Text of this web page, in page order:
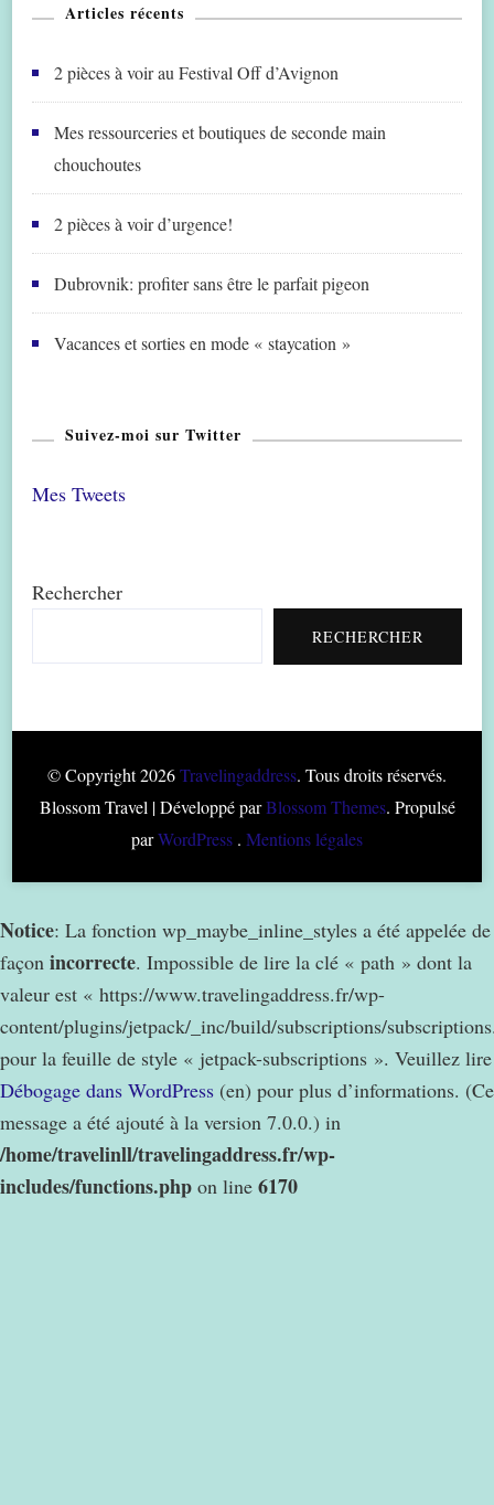
Articles récents
2 pièces à voir au Festival Off d’Avignon
Mes ressourceries et boutiques de seconde main
chouchoutes
2 pièces à voir d’urgence!
Dubrovnik: profiter sans être le parfait pigeon
Vacances et sorties en mode « staycation »
Suivez-moi sur Twitter
Mes Tweets
Rechercher
RECHERCHER
© Copyright 2026Travelingaddress. Tous droits réservés.
Blossom Travel | Développé parBlossom Themes. Propulsé
parWordPress . Mentions légales
Notice: La fonction wp_maybe_inline_styles a été appelée de
façon incorrecte. Impossible de lire la clé « path » dont la
valeur est « https://www.travelingaddress.fr/wp-
content/plugins/jetpack/_inc/build/subscriptions/
pour la feuille de style « jetpack-subscriptions ». Veuillez lire
Débogage dans WordPress (en) pour plus d’informations. (Ce
message a été ajouté à la version 7.0.0.) in
/home/travelinll/travelingaddress.fr/wp-
includes/functions.php on line 6170